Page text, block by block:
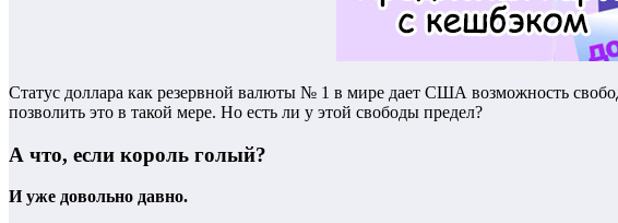
Статус доллара как резервной валюты № 1 в мире дает США возможность
позволить это в такой мере. Но есть ли у этой свободы предел?
А что, если король голый?
И уже довольно давно.